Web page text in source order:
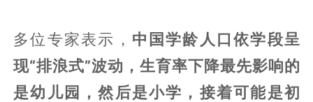
多位专家表示， 中国学龄人口依学段呈
现“排浪式”波动，生育率下降最先影响的
是幼儿园，然后是小学，接着可能是初